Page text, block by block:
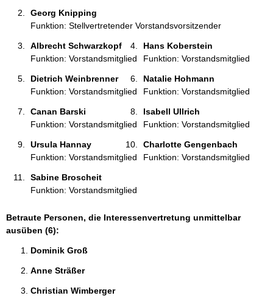
Georg Knipping
Funktion: Stellvertretender Vorstandsvorsitzender
Albrecht Schwarzkopf
Funktion: Vorstandsmitglied
Hans Koberstein
Funktion: Vorstandsmitglied
Dietrich Weinbrenner
Funktion: Vorstandsmitglied
Natalie Hohmann
Funktion: Vorstandsmitglied
Canan Barski
Funktion: Vorstandsmitglied
Isabell Ullrich
Funktion: Vorstandsmitglied
Ursula Hannay
Funktion: Vorstandsmitglied
Charlotte Gengenbach
Funktion: Vorstandsmitglied
Sabine Broscheit
Funktion: Vorstandsmitglied
Betraute Personen, die Interessenvertretung unmittelbar
ausüben (6):
Dominik Groß
Anne Sträßer
Christian Wimberger